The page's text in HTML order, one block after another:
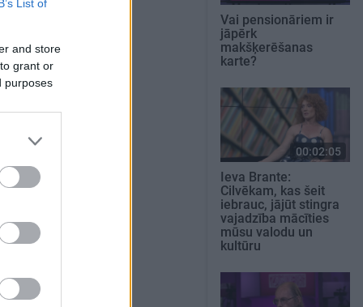
List of
and store
grant or
purposes
Vai pensionāriem ir
jāpērk
makšķerēšanas
karte?
00:02:05
Ieva Brante:
Cilvēkam, kas šeit
iebrauc, jājūt stingra
vajadzība mācīties
mūsu valodu un
kultūru